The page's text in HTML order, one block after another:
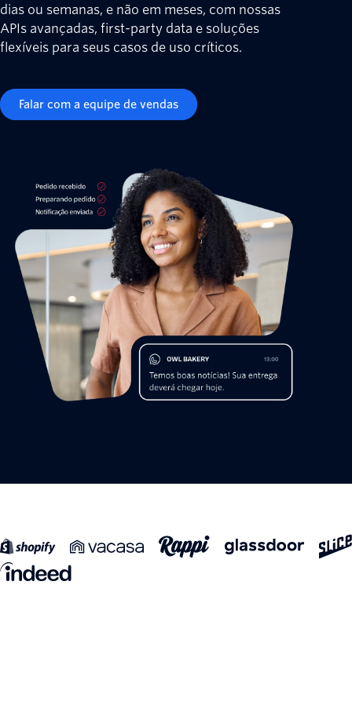
dias ou semanas, e não em meses, com nossas
APIs avançadas, first-party data e soluções
flexíveis para seus casos de uso críticos.
Falar com a equipe de vendas